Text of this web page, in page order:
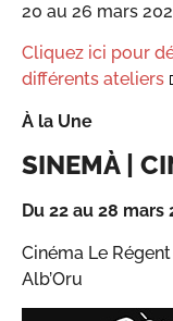
20 au 26 mars
Cliquez ici pour
différents ateliers
À la Une
SINEMÀ |
Du 22 au 28 mars
Cinéma Le
Alb’Oru